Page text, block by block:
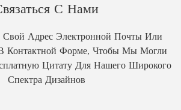
С Нами
Свой Адрес Электронной Почты Или
Контактной Форме, Чтобы Мы Могли
Цитату Для Нашего Широкого
Спектра Дизайнов